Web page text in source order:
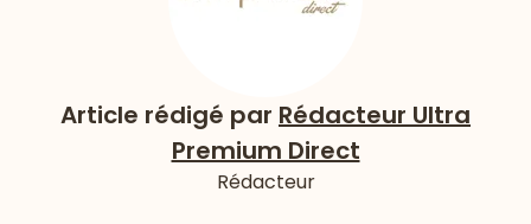
Article rédigé par Rédacteur Ultra
Premium Direct
Rédacteur